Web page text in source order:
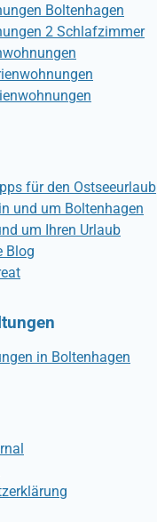
Boltenhagen
2 Schlafzimmer
für den Ostseeurlaub
und um Boltenhagen
um Ihren Urlaub
Blog
in Boltenhagen